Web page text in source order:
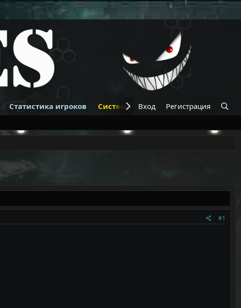
Статистика игроков Система банов Купить VIP
Вход Регистрация
#1